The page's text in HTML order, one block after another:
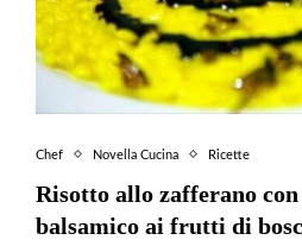
Chef Novella Cucina Ricette
Risotto allo zafferano con
balsamico ai frutti di